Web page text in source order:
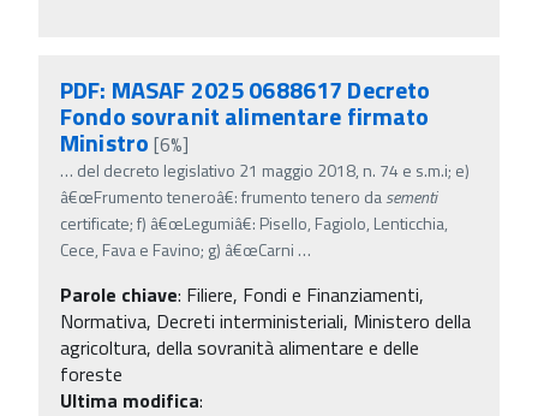
PDF: MASAF 2025 0688617 Decreto
Fondo sovranit alimentare firmato
Ministro [6%]
… del decreto legislativo 21 maggio 2018, n. 74 e s.m.i; e)
â€œFrumento teneroâ€: frumento tenero dasementi
certificate; f) â€œLegumiâ€: Pisello, Fagiolo, Lenticchia,
Cece, Fava e Favino; g) â€œCarni …
Parole chiave: Filiere, Fondi e Finanziamenti,
Normativa, Decreti interministeriali, Ministero della
agricoltura, della sovranità alimentare e delle
foreste
Ultima modifica: